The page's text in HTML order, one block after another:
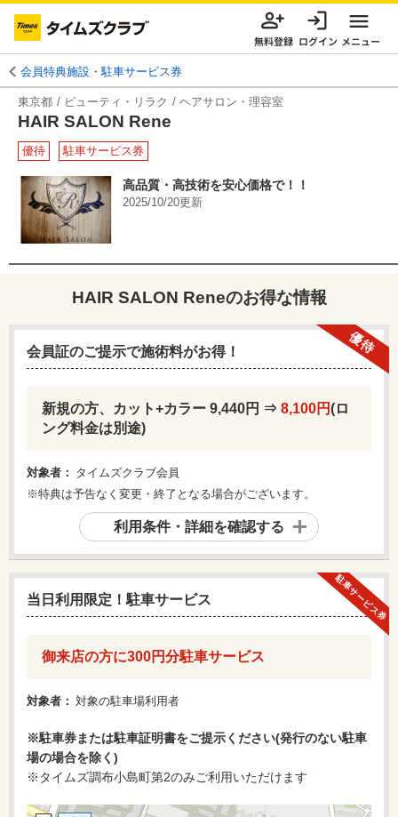
無料登録 ログイン メニュー
会員特典施設・駐車サービス券
東京都 ビューティ・リラク ヘアサロン・理容室
HAIR SALON Rene
優待 駐車サービス券
高品質・高技術を安心価格で！！
2025/10/20更新
HAIR SALON Reneのお得な情報
優待
会員証のご提示で施術料がお得！
新規の方、カット+カラー 9,440円 ⇒ 8,100円(ロ
ング料金は別途)
対象者： タイムズクラブ会員
※特典は予告なく変更・終了となる場合がございます。
利用条件・詳細を確認する
駐車サービス券
当日利用限定！駐車サービス
御来店の方に300円分駐車サービス
対象者： 対象の駐車場利用者
※駐車券または駐車証明書をご提示ください(発行のない駐車
場の場合を除く)​
※タイムズ調布小島町第2のみご利用いただけます